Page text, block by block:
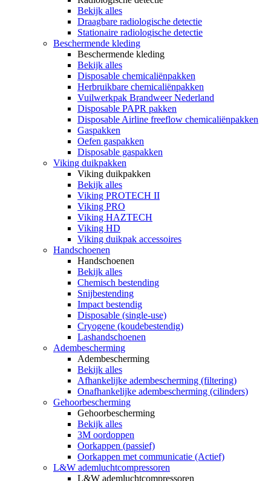
Bekijk alles
Draagbare radiologische detectie
Stationaire radiologische detectie
Beschermende kleding
Beschermende kleding
Bekijk alles
Disposable chemicaliënpakken
Herbruikbare chemicaliënpakken
Vuilwerkpak Brandweer Nederland
Disposable PAPR pakken
Disposable Airline freeflow chemicaliënpakken
Gaspakken
Oefen gaspakken
Disposable gaspakken
Viking duikpakken
Viking duikpakken
Bekijk alles
Viking PROTECH II
Viking PRO
Viking HAZTECH
Viking HD
Viking duikpak accessoires
Handschoenen
Handschoenen
Bekijk alles
Chemisch bestending
Snijbestending
Impact bestendig
Disposable (single-use)
Cryogene (koudebestendig)
Lashandschoenen
Adembescherming
Adembescherming
Bekijk alles
Afhankelijke adembescherming (filtering)
Onafhankelijke adembescherming (cilinders)
Gehoorbescherming
Gehoorbescherming
Bekijk alles
3M oordoppen
Oorkappen (passief)
Oorkappen met communicatie (Actief)
L&W ademluchtcompressoren
L&W ademluchtcompressoren